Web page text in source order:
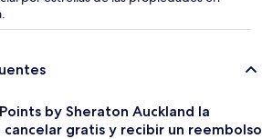
by Sheraton Auckland la
gratis y recibir un reembolso